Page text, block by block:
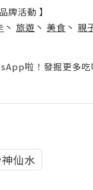
牌活動 】
丶 旅遊 丶 美食 丶 親
啦！發掘更多吃
仙水